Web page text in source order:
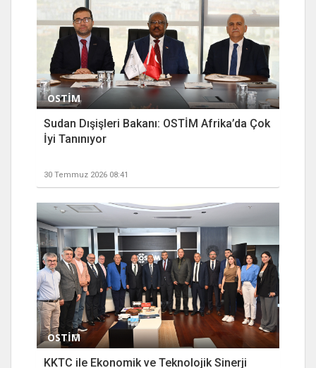
OSTİM
Sudan Dışişleri Bakanı: OSTİM Afrika’da Çok
İyi Tanınıyor
30 Temmuz 2026 08:41
OSTİM
KKTC ile Ekonomik ve Teknolojik Sinerji